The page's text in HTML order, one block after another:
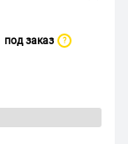
под заказ ?